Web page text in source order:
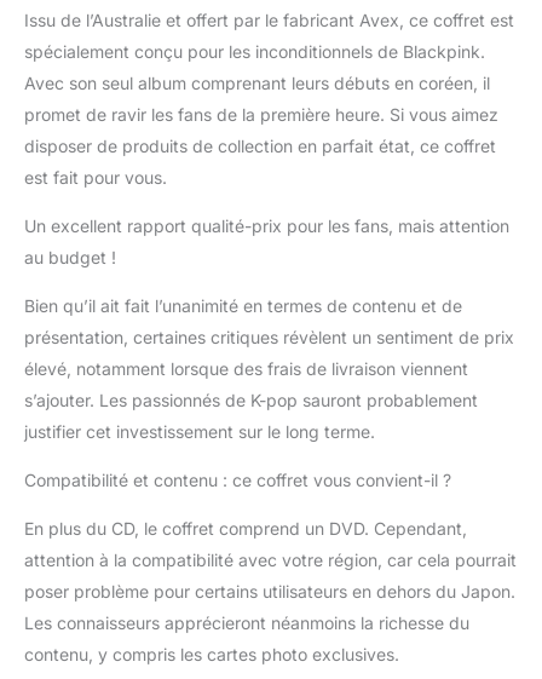
Issu de l’Australie et offert par le fabricant Avex, ce coffret est
spécialement conçu pour les inconditionnels de Blackpink.
Avec son seul album comprenant leurs débuts en coréen, il
promet de ravir les fans de la première heure. Si vous aimez
disposer de produits de collection en parfait état, ce coffret
est fait pour vous.
Un excellent rapport qualité-prix pour les fans, mais attention
au budget !
Bien qu’il ait fait l’unanimité en termes de contenu et de
présentation, certaines critiques révèlent un sentiment de prix
élevé, notamment lorsque des frais de livraison viennent
s’ajouter. Les passionnés de K-pop sauront probablement
justifier cet investissement sur le long terme.
Compatibilité et contenu : ce coffret vous convient-il ?
En plus du CD, le coffret comprend un DVD. Cependant,
attention à la compatibilité avec votre région, car cela pourrait
poser problème pour certains utilisateurs en dehors du Japon.
Les connaisseurs apprécieront néanmoins la richesse du
contenu, y compris les cartes photo exclusives.